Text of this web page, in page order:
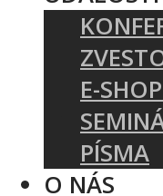
E-
PÍSMA
O NÁS